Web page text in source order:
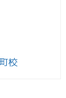
校